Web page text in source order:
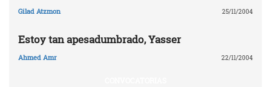
Gilad Atzmon 25/11/2004
Estoy tan apesadumbrado, Yasser
Ahmed Amr 22/11/2004